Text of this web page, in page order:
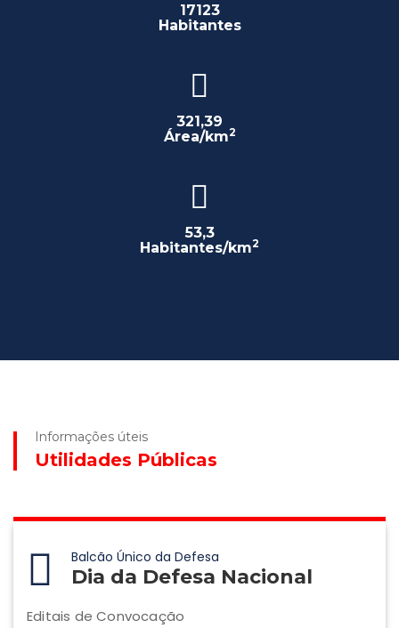
17123
Habitantes
321,39
Área/km2
53,3
Habitantes/km2
Informações úteis
Utilidades Públicas
Balcão Único da Defesa
Dia da Defesa Nacional
Editais de Convocação